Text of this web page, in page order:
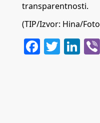
transparentnosti.
(TIP/Izvor: Hina/